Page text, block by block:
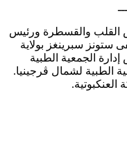
القلب والقسطرة ورئيس
سبرينغز بولاية
الجمعية الطبية
الطبية لشمال ڤرجينيا.